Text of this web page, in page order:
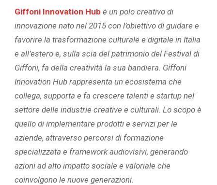
Giffoni Innovation Hub è un polo creativo di
innovazione nato nel 2015 con l’obiettivo di guidare e
favorire la trasformazione culturale e digitale in Italia
e all’estero e, sulla scia del patrimonio del Festival di
Giffoni, fa della creatività la sua bandiera. Giffoni
Innovation Hub rappresenta un ecosistema che
collega, supporta e fa crescere talenti e startup nel
settore delle industrie creative e culturali. Lo scopo è
quello di implementare prodotti e servizi per le
aziende, attraverso percorsi di formazione
specializzata e framework audiovisivi, generando
azioni ad alto impatto sociale e valoriale che
coinvolgono le nuove generazioni.